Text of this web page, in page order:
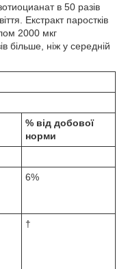
в 50 разів
Екстракт паростків
2000 мкг
більше, ніж у середній
% від добової
норми
6%
†